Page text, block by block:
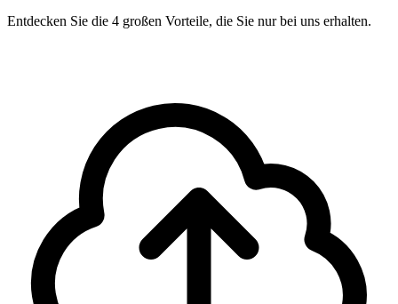
Entdecken Sie die 4 großen Vorteile, die Sie nur bei uns erhalten.